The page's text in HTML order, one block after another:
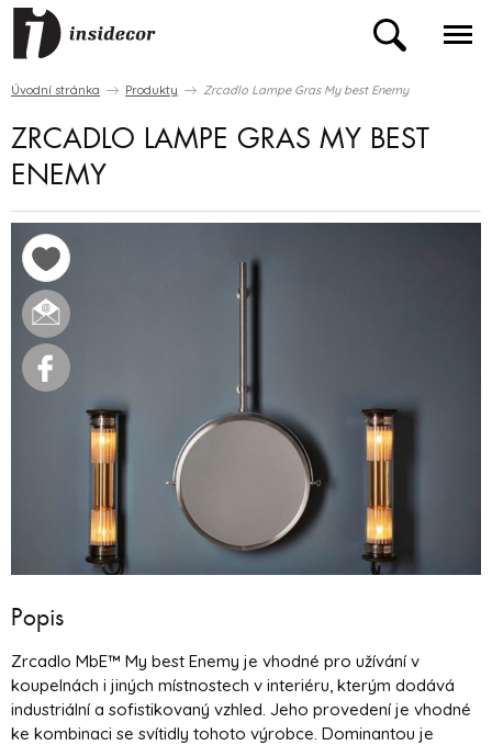
Úvodní stránka Produkty Zrcadlo Lampe Gras My best Enemy
ZRCADLO LAMPE GRAS MY BEST
ENEMY
Popis
Zrcadlo MbE™ My best Enemy je vhodné pro užívání v
koupelnách i jiných místnostech v interiéru, kterým dodává
industriální a sofistikovaný vzhled. Jeho provedení je vhodné
ke kombinaci se svítidly tohoto výrobce. Dominantou je